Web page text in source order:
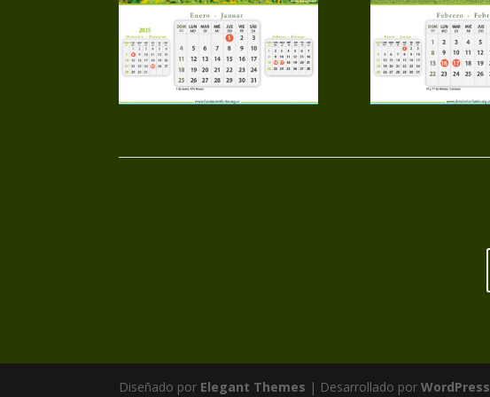
Diseñado por Elegant Themes | Desarrollado porWordPress